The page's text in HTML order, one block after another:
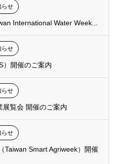
らせ
International Water Week...
らせ
）開催のご案内
らせ
展覧会 開催のご案内
らせ
Taiwan Smart Agriweek）開催